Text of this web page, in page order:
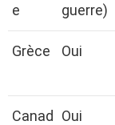
e
guerre)
Grèce Oui
Canad
Oui